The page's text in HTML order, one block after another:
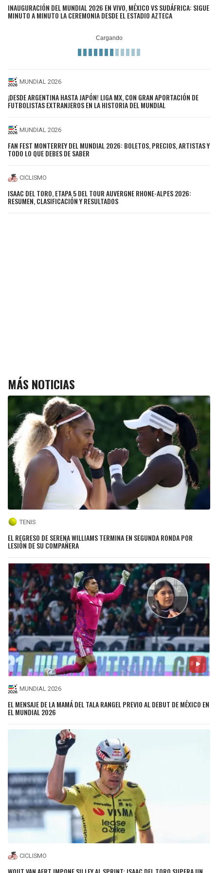
INAUGURACIÓN DEL MUNDIAL 2026 EN VIVO, MÉXICO VS SUDÁFRICA: SIGUE
MINUTO A MINUTO LA CEREMONIA DESDE EL ESTADIO AZTECA
MUNDIAL 2026
¡DESDE ARGENTINA HASTA JAPÓN! LIGA MX, CON GRAN APORTACIÓN DE
FUTBOLISTAS EXTRANJEROS EN LA HISTORIA DEL MUNDIAL
MUNDIAL 2026
FAN FEST MONTERREY DEL MUNDIAL 2026: BOLETOS, PRECIOS, ARTISTAS Y
TODO LO QUE DEBES DE SABER
CICLISMO
ISAAC DEL TORO, ETAPA 5 DEL TOUR AUVERGNE RHONE-ALPES 2026:
RESUMEN, CLASIFICACIÓN Y RESULTADOS
MÁS NOTICIAS
TENIS
EL REGRESO DE SERENA WILLIAMS TERMINA EN SEGUNDA RONDA POR
LESIÓN DE SU COMPAÑERA
MUNDIAL 2026
EL MENSAJE DE LA MAMÁ DEL TALA RANGEL PREVIO AL DEBUT DE MÉXICO EN
EL MUNDIAL 2026
CICLISMO